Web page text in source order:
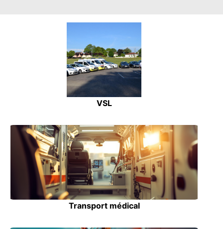
VSL
Transport médical